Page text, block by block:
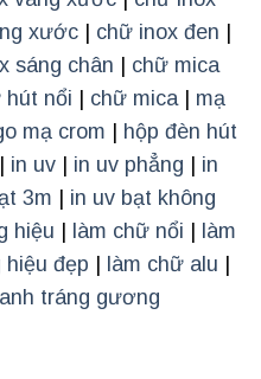
xước | chữ inox đen |
sáng chân | chữ mica
hút nổi | chữ mica | mạ
mạ crom | hộp đèn hút
| in uv | in uv phẳng | in
3m | in uv bạt không
hiệu | làm chữ nổi | làm
hiệu đẹp | làm chữ alu |
tráng gương